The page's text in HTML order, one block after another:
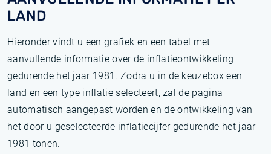
LAND
Hieronder vindt u een grafiek en een tabel met
aanvullende informatie over de inflatieontwikkeling
gedurende het jaar 1981. Zodra u in de keuzebox een
land en een type inflatie selecteert, zal de pagina
automatisch aangepast worden en de ontwikkeling van
het door u geselecteerde inflatiecijfer gedurende het jaar
1981 tonen.